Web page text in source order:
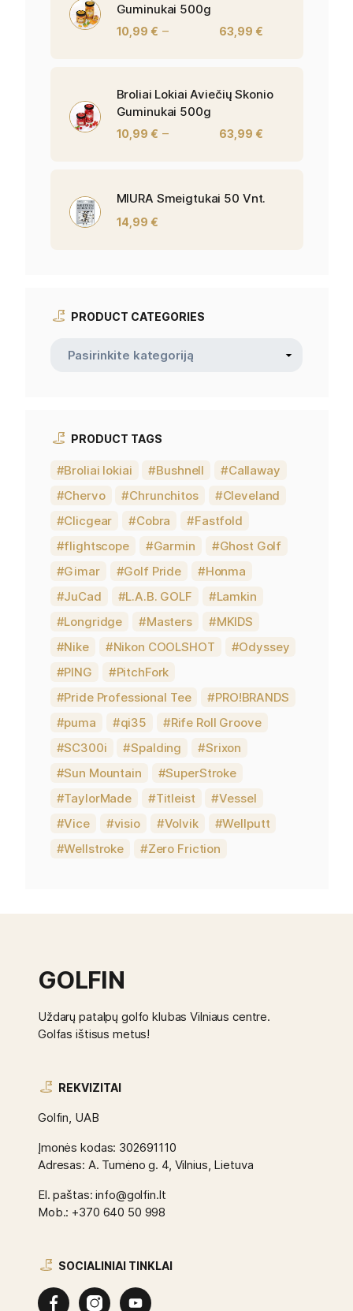
Guminukai 500g
10,99 € – 63,99 €
Broliai Lokiai Aviečių Skonio
Guminukai 500g
10,99 € – 63,99 €
MIURA Smeigtukai 50 Vnt.
14,99 €
PRODUCT CATEGORIES
PRODUCT TAGS
Broliai lokiai Bushnell
Callaway
Chervo
Chrunchitos
Cleveland
Clicgear
Cobra
Fastfold
flightscope
Garmin
Ghost Golf
Gimar
Golf Pride
Honma
JuCad
L.A.B. GOLF
Lamkin
Longridge
Masters
MKIDS
Nike
Nikon COOLSHOT
Odyssey
PING
PitchFork
Pride Professional Tee
PRO!BRANDS
puma
qi35
Rife Roll Groove
SC300i
Spalding
Srixon
Sun Mountain
SuperStroke
TaylorMade
Titleist
Vessel
Vice
visio Volvik
Wellputt
Wellstroke
Zero Friction
GOLFIN
Uždarų patalpų golfo klubas Vilniaus centre.
Golfas ištisus metus!
REKVIZITAI
Golfin, UAB
Įmonės kodas: 302691110
Adresas: A. Tumėno g. 4, Vilnius, Lietuva
El. paštas: info@golfin.lt
Mob.: +370 640 50 998
SOCIALINIAI TINKLAI